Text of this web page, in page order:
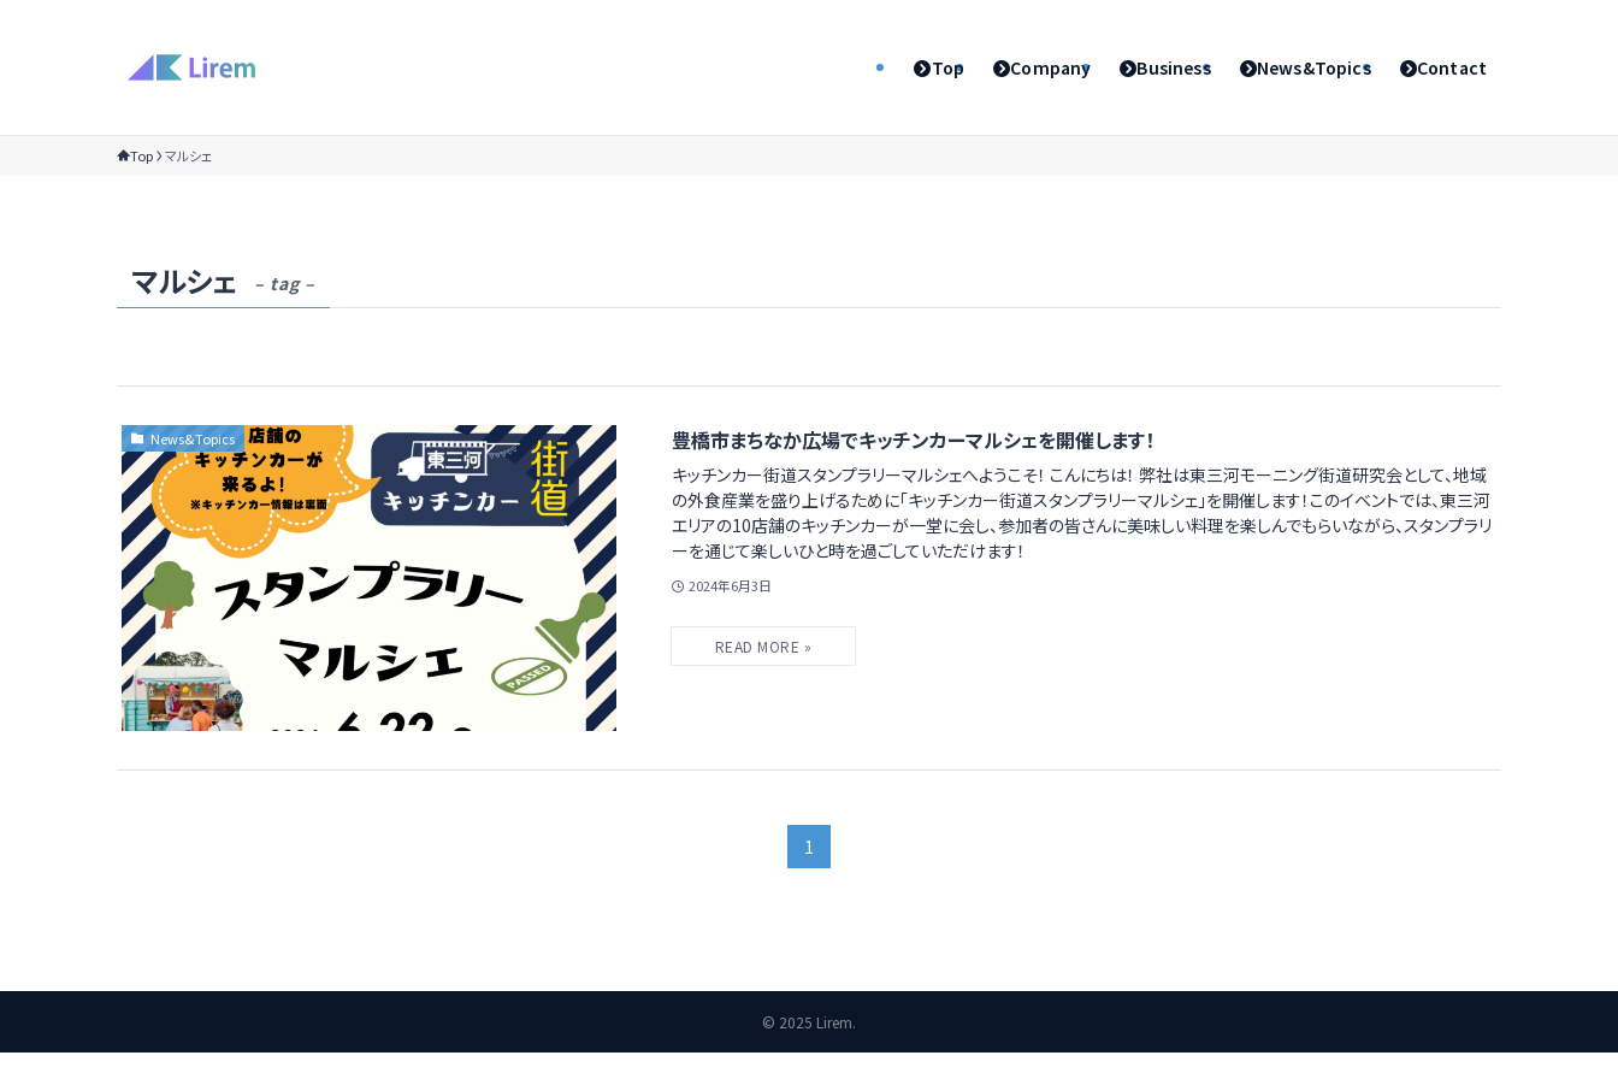
Top Company Business News&Topics Contact
Top マルシェ
マルシェ – tag –
News&Topics 豊橋市まちなか広場でキッチンカーマルシェを開催します！
キッチンカー街道スタンプラリーマルシェへようこそ！ こんにちは！ 弊社は東三河モーニング街道研究会として、地域
の外食産業を盛り上げるために「キッチンカー街道スタンプラリーマルシェ」を開催します！このイベントでは、東三河
エリアの10店舗のキッチンカーが一堂に会し、参加者の皆さんに美味しい料理を楽しんでもらいながら、スタンプラリ
ーを通じて楽しいひと時を過ごしていただけます！
2024年6月3日
1
© 2025 Lirem.